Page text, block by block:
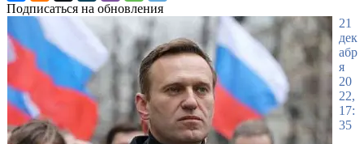
Подписаться на обновления
21
дек
абр
я
20
22,
17:
35